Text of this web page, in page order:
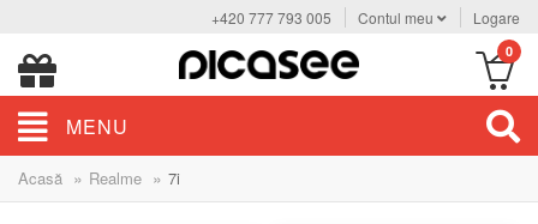
+420 777 793 005 Contul meu Logare
0
MENU
Acasă » Realme » 7i